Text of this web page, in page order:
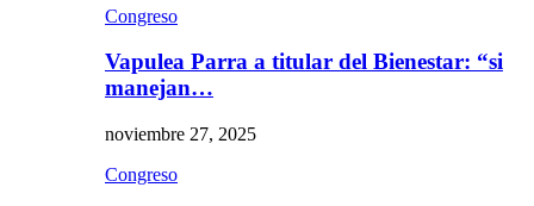
Congreso
Vapulea Parra a titular del Bienestar: “si
manejan…
noviembre 27, 2025
Congreso